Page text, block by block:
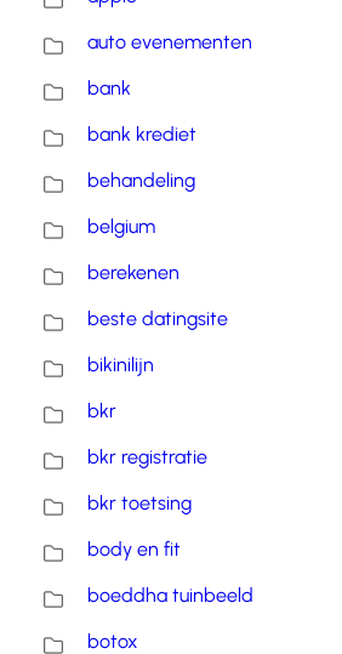
auto evenementen
bank
bank krediet
behandeling
belgium
berekenen
beste datingsite
bikinilijn
bkr
bkr registratie
bkr toetsing
body en fit
boeddha tuinbeeld
botox